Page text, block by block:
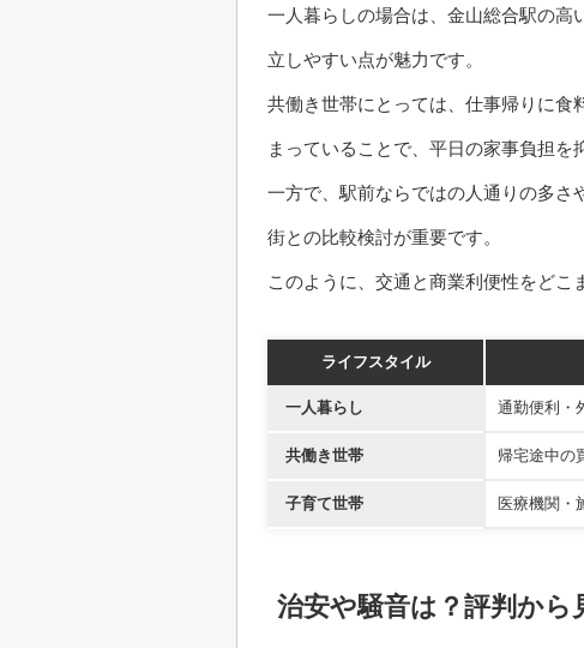
一人暮らしの場合は、金山総合駅の高
立しやすい点が魅力です。
共働き世帯にとっては、仕事帰りに食
まっていることで、平日の家事負担を
一方で、駅前ならではの人通りの多さ
街との比較検討が重要です。
このように、交通と商業利便性をどこ
ライフスタイル
一人暮らし 通勤便利・
共働き世帯 帰宅途中の
子育て世帯 医療機関・
治安や騒音は？評判から